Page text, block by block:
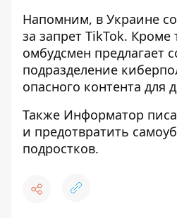
Напомним, в Украине
за запрет TikTok. Кроме
омбудсмен предлагает
подразделение
опасного контента для
Также Информатор
и предотвратить
подростков.